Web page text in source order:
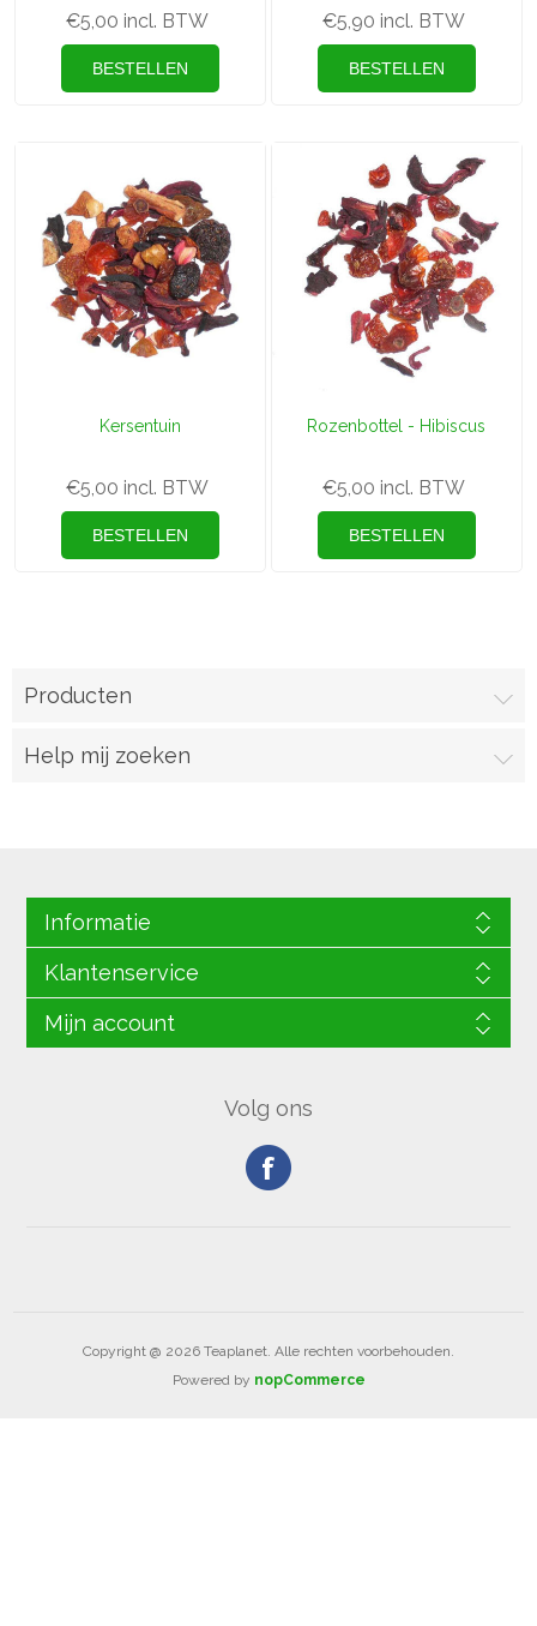
€5,00 incl. BTW €5,90 incl. BTW
Kersentuin
€5,00 incl. BTW
Rozenbottel - Hibiscus
€5,00 incl. BTW
Producten
Help mij zoeken
Informatie
Klantenservice
Mijn account
Volg ons
Copyright @ 2026 Teaplanet. Alle rechten voorbehouden.
Powered by nopCommerce